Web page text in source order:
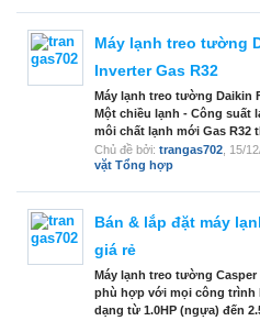
Máy lạnh treo tường
Inverter Gas R32
Máy lạnh treo tường Daikin
Một chiều lạnh - Công suất
môi chất lạnh mới Gas R32
Chủ đề bởi: trangas702 15/
vặt Tổng hợp
Bán & lắp đặt máy
giá rẻ
Máy lạnh treo tường
phù hợp với mọi công trình
dạng từ 1.0HP (ngựa) đến